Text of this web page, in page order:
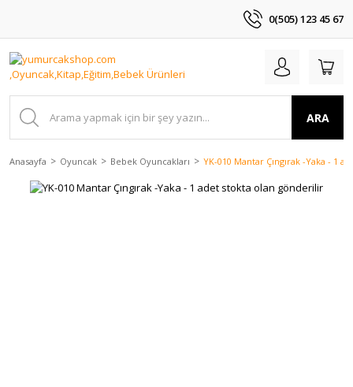
0(505) 123 45 67
ARA
Anasayfa Oyuncak Bebek Oyuncakları YK-010 Mantar Çıngırak -Yaka - 1